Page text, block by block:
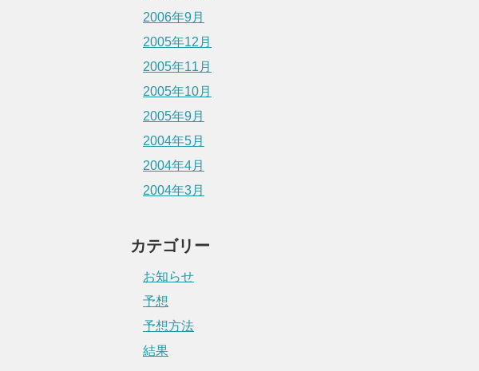
2006年9月
2005年12月
2005年11月
2005年10月
2005年9月
2004年5月
2004年4月
2004年3月
カテゴリー
お知らせ
予想
予想方法
結果